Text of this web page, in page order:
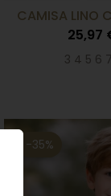
CAMISA LINO
25,97
3 4 5 6 7
-35%